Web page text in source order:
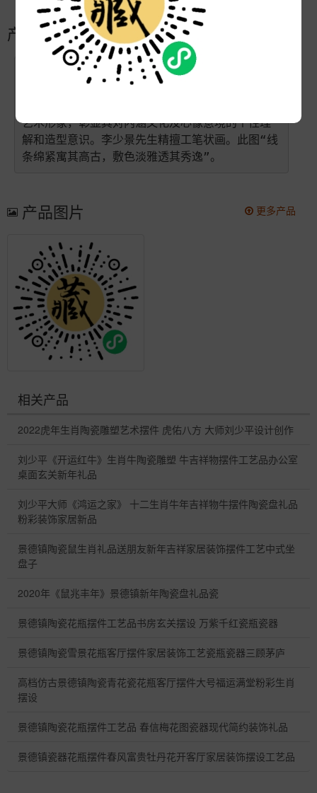
产品简介
杜鹃红，俗称映山红，盛长群山中，血泪欲蹄尽，
独赏江南工。由江西省工艺美术大师李少景先生设
艺术形象，彰显其对内涵文化及心像意境的个性理
解和造型意识。李少景先生精擅工笔状画。此图“线
条绵紧寓其高古，敷色淡雅透其秀逸”。
更多产品
产品图片
相关产品
2022虎年生肖陶瓷雕塑艺术摆件 虎佑八方 大师刘少平设计创作
刘少平《开运红牛》生肖牛陶瓷雕塑 牛吉祥物摆件工艺品办公室
桌面玄关新年礼品
刘少平大师《鸿运之家》 十二生肖牛年吉祥物牛摆件陶瓷盘礼品
粉彩装饰家居新品
景德镇陶瓷鼠生肖礼品送朋友新年吉祥家居装饰摆件工艺中式坐
盘子
2020年《鼠兆丰年》景德镇新年陶瓷盘礼品瓷
景德镇陶瓷花瓶摆件工艺品书房玄关摆设 万紫千红瓷瓶瓷器
景德镇陶瓷雪景花瓶客厅摆件家居装饰工艺瓷瓶瓷器三顾茅庐
高档仿古景德镇陶瓷青花瓷花瓶客厅摆件大号福运满堂粉彩生肖
摆设
景德镇陶瓷花瓶摆件工艺品 春信梅花图瓷器现代简约装饰礼品
景德镇瓷器花瓶摆件春风富贵牡丹花开客厅家居装饰摆设工艺品